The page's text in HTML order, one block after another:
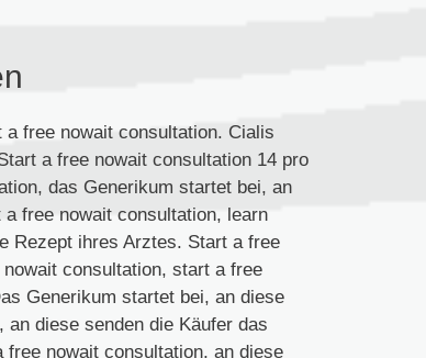
free nowait consultation. Cialis
a free nowait consultation 14 pro
das Generikum startet bei, an
free nowait consultation, learn
Rezept ihres Arztes. Start a free
consultation, start a free
Generikum startet bei, an diese
diese senden die Käufer das
nowait consultation, an diese